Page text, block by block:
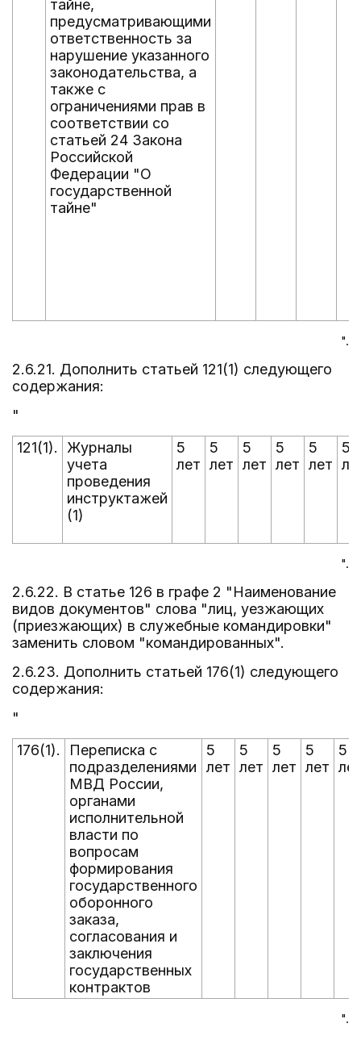
тайне,
предусматривающими
ответственность за
нарушение указанного
законодательства, а
также с
ограничениями прав в
соответствии со
статьей 24 Закона
Российской
Федерации "О
государственной
тайне"
".
2.6.21. Дополнить статьей 121(1) следующего
содержания:
"
121(1).
Журналы
учета
проведения
инструктажей
(1)
5
лет
5
лет
5
лет
5
лет
5
лет
5
".
2.6.22. В статье 126 в графе 2 "Наименование
видов документов" слова "лиц, уезжающих
(приезжающих) в служебные командировки"
заменить словом "командированных".
2.6.23. Дополнить статьей 176(1) следующего
содержания:
"
176(1).
Переписка с
подразделениями
МВД России,
органами
исполнительной
власти по
вопросам
формирования
государственного
оборонного
заказа,
согласования и
заключения
государственных
контрактов
5
лет
5
лет
5
лет
5
лет
5
".